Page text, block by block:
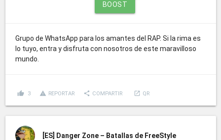
BOOST
Grupo de WhatsApp para los amantes del RAP. Si la rima es
lo tuyo, entra y disfruta con nosotros de este maravilloso
mundo.
thumb_up 3 report_problem REPORTAR share COMPARTIR launch QR
[ES] Danger Zone – Batallas de FreeStyle